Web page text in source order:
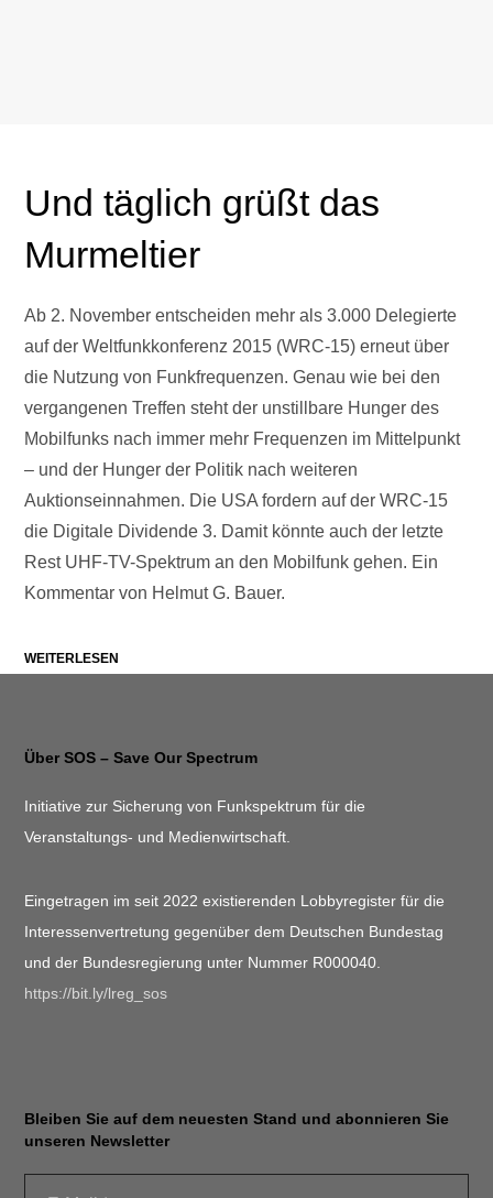
Und täglich grüßt das
Murmeltier
Ab 2. November entscheiden mehr als 3.000 Delegierte
auf der Weltfunkkonferenz 2015 (WRC-15) erneut über
die Nutzung von Funkfrequenzen. Genau wie bei den
vergangenen Treffen steht der unstillbare Hunger des
Mobilfunks nach immer mehr Frequenzen im Mittelpunkt
– und der Hunger der Politik nach weiteren
Auktionseinnahmen. Die USA fordern auf der WRC-15
die Digitale Dividende 3. Damit könnte auch der letzte
Rest UHF-TV-Spektrum an den Mobilfunk gehen. Ein
Kommentar von Helmut G. Bauer.
WEITERLESEN
Über SOS – Save Our Spectrum
Initiative zur Sicherung von Funkspektrum für die
Veranstaltungs- und Medienwirtschaft.
Eingetragen im seit 2022 existierenden Lobbyregister für die
Interessenvertretung gegenüber dem Deutschen Bundestag
und der Bundesregierung unter Nummer R000040.
https://bit.ly/lreg_sos
Bleiben Sie auf dem neuesten Stand und abonnieren Sie
unseren Newsletter